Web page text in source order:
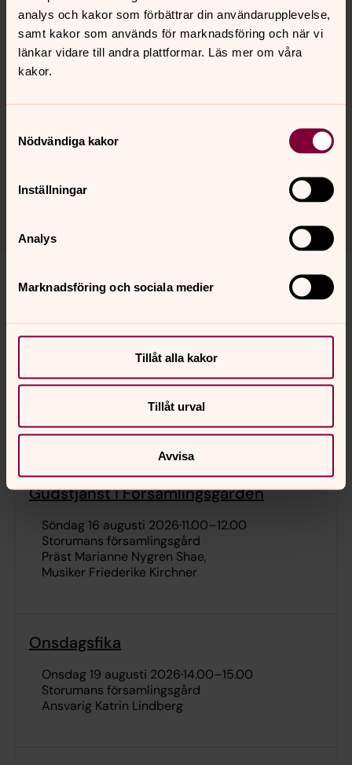
analys och kakor som förbättrar din användarupplevelse,
samt kakor som används för marknadsföring och när vi
länkar vidare till andra plattformar. Läs mer om våra
kakor.
Nödvändiga kakor
Inställningar
Analys
Marknadsföring och sociala medier
Tillåt alla kakor
Tillåt urval
Avvisa
har vi samlat konkreta tips som gör det lite lättare för
oss som medmänniskor att finnas där för någon som
sörjer.
Jourhavande präst
Du kan få akut samtals- och krisstöd kvällar och nätter kl
21–06. Ring 112 och fråga efter en jourhavande präst. Du
jourhavande präst.
onsdag 12 augusti 2026·14.00–15.00
Storumans församlingsgård
Ansvarig Katrin Lindberg
Gudstjänst i Församlingsgården
söndag 16 augusti 2026·11.00–12.00
Storumans församlingsgård
Präst Marianne Nygren Shae
Musiker Friederike Kirchner
Onsdagsfika
onsdag 19 augusti 2026·14.00–15.00
Storumans församlingsgård
Ansvarig Katrin Lindberg